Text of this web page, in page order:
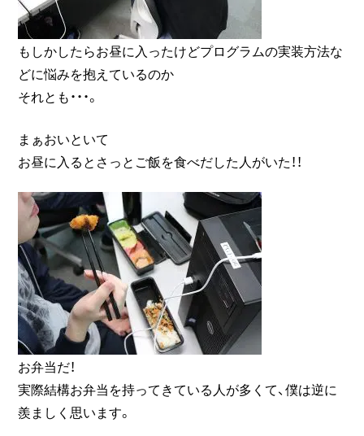
もしかしたらお昼に入ったけどプログラムの実装方法な
どに悩みを抱えているのか
それとも・・・。
まぁおいといて
お昼に入るとさっとご飯を食べだした人がいた！！
お弁当だ！
実際結構お弁当を持ってきている人が多くて、僕は逆に
羨ましく思います。